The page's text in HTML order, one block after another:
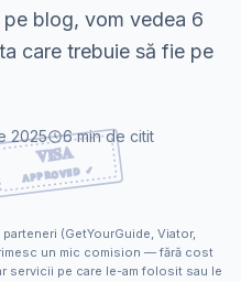
blog, vom vedea 6
care trebuie să fie pe
2025 6min de citit
(GetYourGuide, Viator,
un mic comision — fără cost
servicii pe care le-am folosit sau le